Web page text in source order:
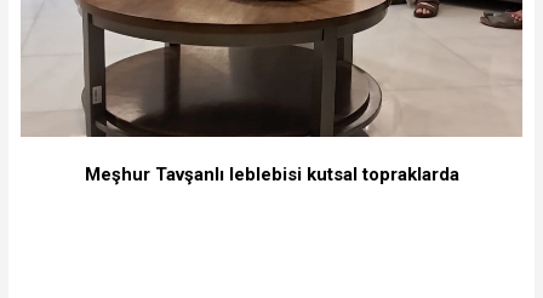
Meşhur Tavşanlı leblebisi kutsal topraklarda